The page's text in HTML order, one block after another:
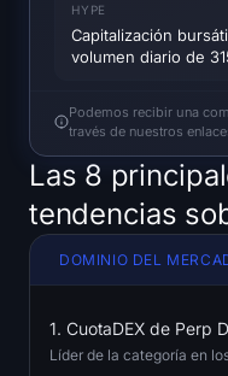
Funding Rates
Rainbow Chart
Cuenta regresiva
Rastreador de gas de
HYPE
Capitalización
volumen diario de
Podemos recibir una
través de nuestros
Las 8
tendencias
DOMINIO DEL
1. CuotaDEX de Perp
Líder de la categoría en